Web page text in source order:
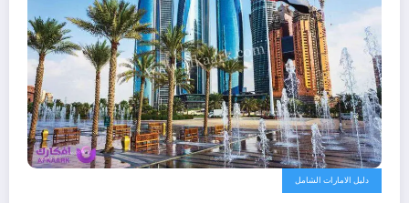
دليل الامارات الشامل